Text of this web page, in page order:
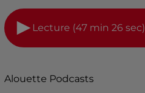
Lecture (47 min 26 sec)
Alouette Podcasts